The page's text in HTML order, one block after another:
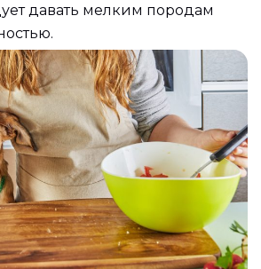
давать мелким породам